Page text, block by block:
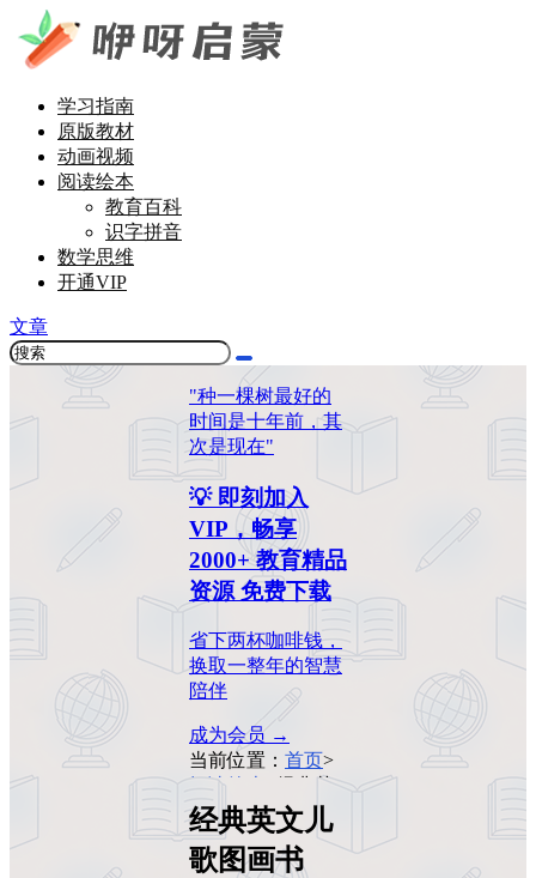
学习指南
原版教材
动画视频
阅读绘本
教育百科
识字拼音
数学思维
开通VIP
文章
"种一棵树最好的
时间是十年前，其
次是现在"
💡 即刻加入
VIP，畅享
2000+ 教育精品
资源 免费下载
省下两杯咖啡钱，
换取一整年的智慧
陪伴
成为会员 →
当前位置： 首页>
阅读绘本
经典英
文儿歌图画书
Barefoot Books
经典英文儿
歌图画书